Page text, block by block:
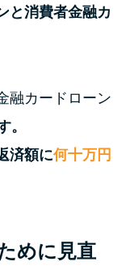
借りられるカ
選ぶべき4つ
て利息0円で
と消費者金融カ
融カードローン
。
済額に何十万円
めに見直